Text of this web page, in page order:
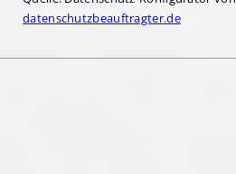
datenschutzbeauftragter.de